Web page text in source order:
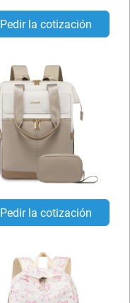
Pedir la cotización
Pedir la cotización